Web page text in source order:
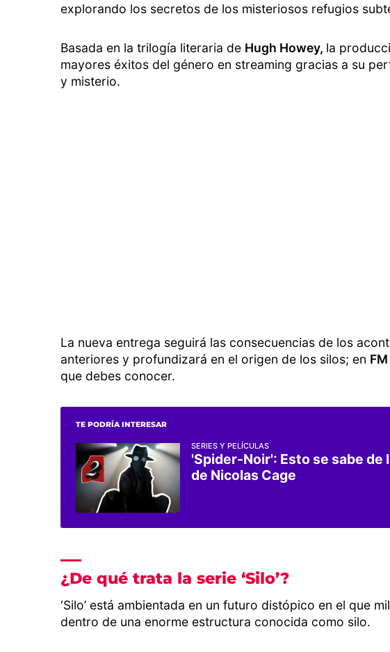
explorando los secretos de los misteriosos refugios
Basada en la trilogía literaria de Hugh Howey, la
mayores éxitos del género en streaming gracias a su
y misterio.
La nueva entrega seguirá las consecuencias de los
anteriores y profundizará en el origen de los silos; en
que debes conocer.
TE PODRÍA INTERESAR
SERIES Y PELÍCULAS
'Spider-Noir': Esto se sabe de
de Nicolas Cage
¿De qué trata la serie ‘Silo’?
‘Silo’ está ambientada en un futuro distópico en el que
dentro de una enorme estructura conocida como silo.